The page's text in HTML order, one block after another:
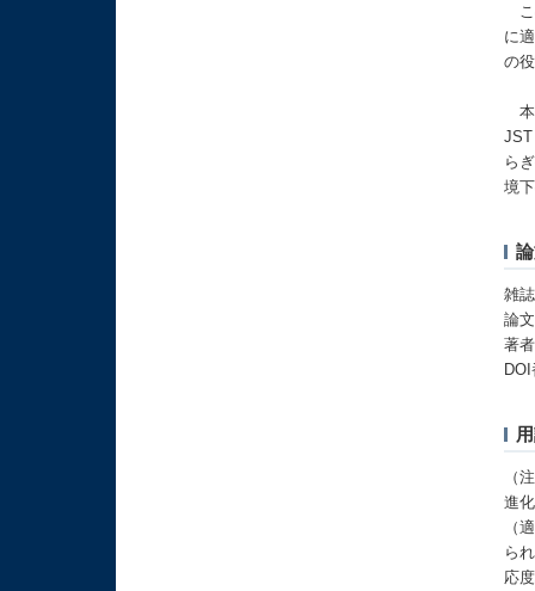
こ
に
の
本
JST
ら
境
雑
論
著
DOI
（
進
（
ら
応